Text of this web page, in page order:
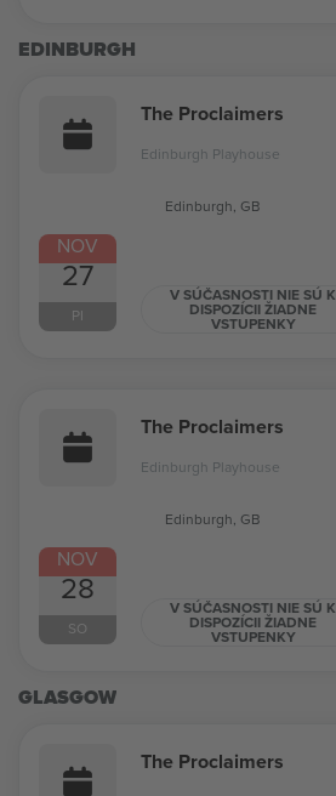
EDINBURGH
NOV
27
PI
The Proclaimers
Edinburgh Playhouse
Edinburgh, GB
V SÚČASNOSTI NIE SÚ K
DISPOZÍCII ŽIADNE
VSTUPENKY
NOV
28
SO
The Proclaimers
Edinburgh Playhouse
Edinburgh, GB
V SÚČASNOSTI NIE SÚ K
DISPOZÍCII ŽIADNE
VSTUPENKY
GLASGOW
The Proclaimers